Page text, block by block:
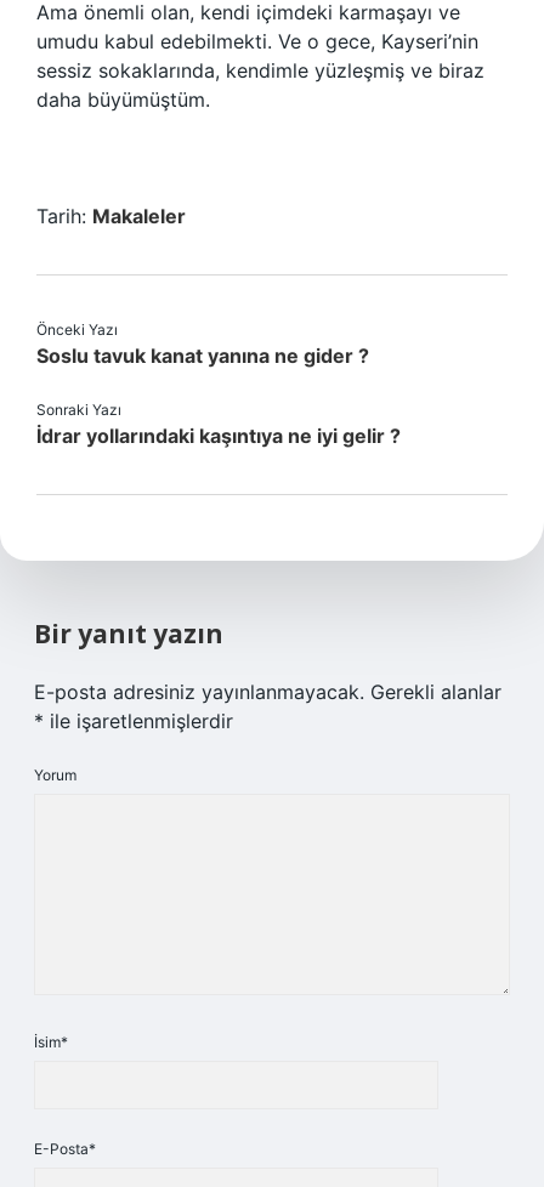
Ama önemli olan, kendi içimdeki karmaşayı ve
umudu kabul edebilmekti. Ve o gece, Kayseri’nin
sessiz sokaklarında, kendimle yüzleşmiş ve biraz
daha büyümüştüm.
Tarih: Makaleler
Önceki Yazı
Soslu tavuk kanat yanına ne gider ?
Sonraki Yazı
İdrar yollarındaki kaşıntıya ne iyi gelir ?
Bir yanıt yazın
E-posta adresiniz yayınlanmayacak. Gerekli alanlar
* ile işaretlenmişlerdir
Yorum
İsim*
E-Posta*